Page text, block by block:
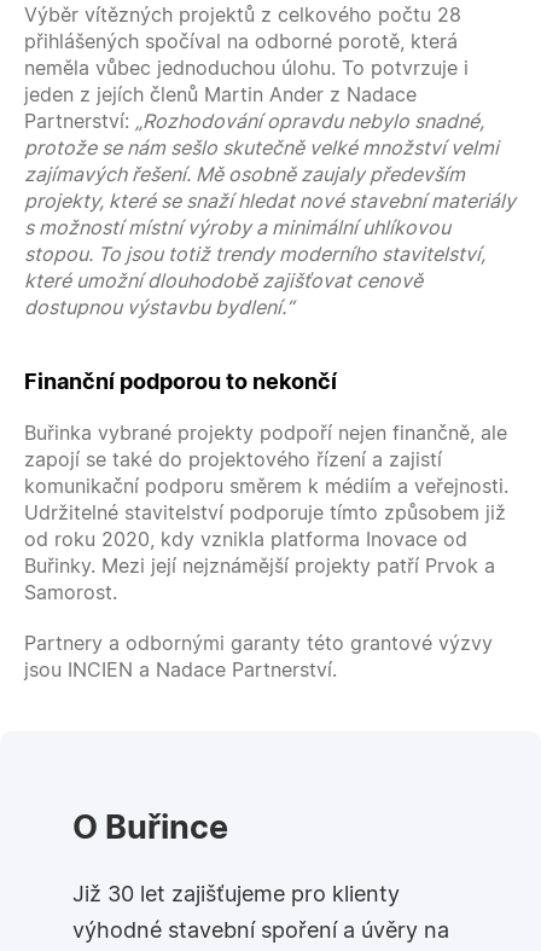
Výběr vítězných projektů z celkového počtu 28
přihlášených spočíval na odborné porotě, která
neměla vůbec jednoduchou úlohu. To potvrzuje i
jeden z jejích členů Martin Ander z Nadace
Partnerství: „Rozhodování opravdu nebylo snadné,
protože se nám sešlo skutečně velké množství velmi
zajímavých řešení. Mě osobně zaujaly především
projekty, které se snaží hledat nové stavební materiály
s možnostímístní výroby a minimální uhlíkovou
stopou. To jsou totiž trendy moderního stavitelství,
které umožní dlouhodobě zajišťovat cenově
dostupnou výstavbu bydlení.“
Finanční podporou to nekončí
Buřinka vybrané projekty podpoří nejen finančně, ale
zapojí se také do projektového řízení a zajistí
komunikační podporu směrem k médiím a veřejnosti.
Udržitelné stavitelství podporuje tímto způsobem již
od roku 2020, kdy vznikla platforma Inovace od
Buřinky. Mezi její nejznámější projekty patří Prvok a
Samorost.
Partnery a odbornými garanty této grantové výzvy
jsou INCIEN a Nadace Partnerství.
O Buřince
Již 30 let zajišťujeme pro klienty
výhodné stavební spoření a úvěry na